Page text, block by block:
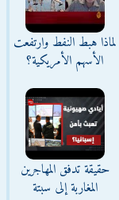
لماذا هبط النفط وارتفعت
الأسهم الأمريكية؟
حقيقة تدفق المهاجرين
المغاربة إلى سبتة